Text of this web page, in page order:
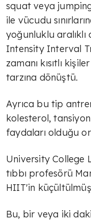
squat veya
ile vücudu
yoğunluklu
Intensity Interval
zamanı kısıtlı
tarzına dönüştü.
Ayrıca bu tip
kolesterol,
faydaları olduğu
University College
tıbbı profesörü
HIIT'in
Bu, bir veya iki